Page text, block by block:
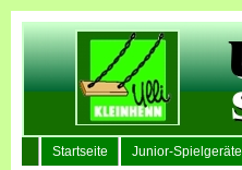
Startseite Junior-Spielgeräte